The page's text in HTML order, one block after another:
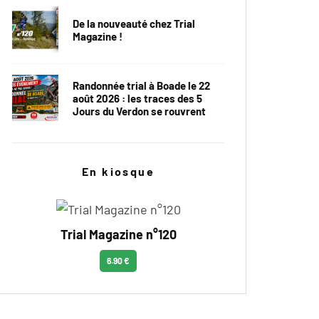
De la nouveauté chez Trial
Magazine !
Randonnée trial à Boade le 22
août 2026 : les traces des 5
Jours du Verdon se rouvrent
En kiosque
Trial Magazine n°120
6.90 €